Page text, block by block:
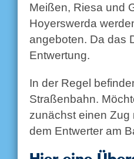
Meißen, Riesa und
Hoyerswerda
angeboten. Da das
Entwertung.
In der Regel
Straßenbahn.
zunächst einen Zug
dem Entwerter am